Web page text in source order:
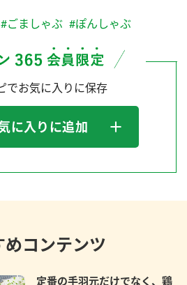
#ごましゃぶ #ぽんしゃぶ
でお気に入りに保存
に入りに追加
めコンテンツ
定番の手羽元だけでなく、鶏